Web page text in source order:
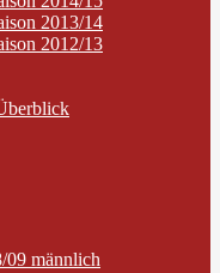
2013/14
2012/13
09 männlich